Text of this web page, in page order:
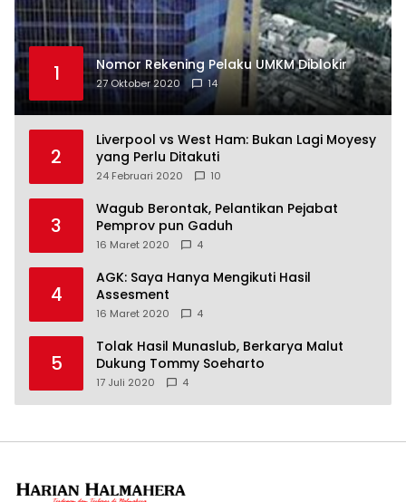
1 Nomor Rekening Pelaku UMKM Diblokir
27 Oktober 2020 14
2
Liverpool vs West Ham: Bukan Lagi Moyesy
yang Perlu Ditakuti
24 Februari 2020 10
3
Wagub Berontak, Pelantikan Pejabat
Pemprov pun Gaduh
16 Maret 2020 4
4
AGK: Saya Hanya Mengikuti Hasil
Assesment
16 Maret 2020 4
5
Tolak Hasil Munaslub, Berkarya Malut
Dukung Tommy Soeharto
17 Juli 2020 4